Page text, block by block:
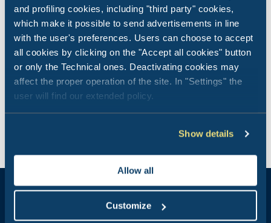
and profiling cookies, including "third party" cookies,
which make it possible to send advertisements in line
with the user's preferences. Users can choose to accept
all cookies by clicking on the "Accept all cookies" button
or only the Technical ones. Deactivating cookies may
affect the proper operation of the site. In "Settings" the
user will find our extended policy.
Show details
Allow all
Customize
Schattige Stellplätze mit je leichtem Angriff
Beheizte Toiletten mit kostenlosen
Wasch- und Trockenraum
Schwimmbad gegen Aufpreis verfügbar